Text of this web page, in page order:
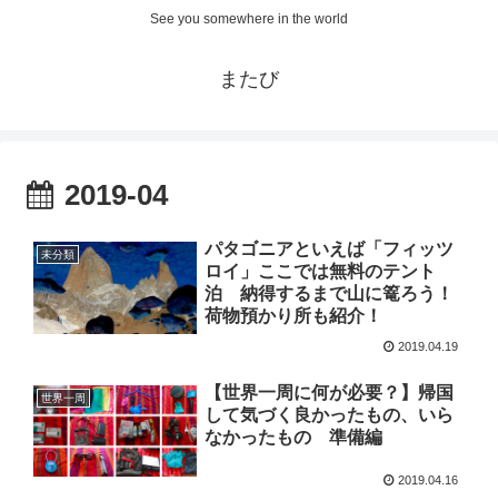
See you somewhere in the world
またび
2019-04
未分類
パタゴニアといえば「フィッツ
ロイ」ここでは無料のテント
泊 納得するまで山に篭ろう！
荷物預かり所も紹介！
2019.04.19
世界一周
【世界一周に何が必要？】帰国
して気づく良かったもの、いら
なかったもの 準備編
2019.04.16